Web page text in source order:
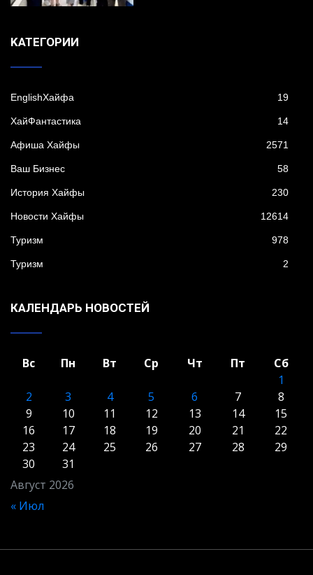
KАТЕГОРИИ
EnglishХайфа 19
XайФантастика 14
Афиша Хайфы 2571
Ваш Бизнес 58
История Хайфы 230
Новости Хайфы 12614
Туризм 978
Туризм 2
КАЛЕНДАРЬ НОВОСТЕЙ
Август 2026
Вс Пн Вт Ср Чт Пт
Сб
1
2
3 4 5 6 7
8
9
10 11 12 13 14
15
16
17 18 19 20 21
22
23
24 25 26 27 28
29
30
31
« Июл